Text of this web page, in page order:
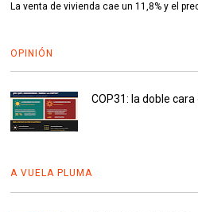
La venta de vivienda cae un 11,8% y el
OPINIÓN
COP31: la doble
A VUELA PLUMA